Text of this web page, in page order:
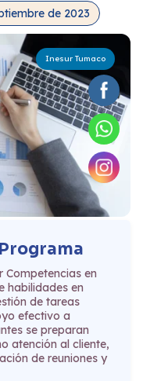
Inesur Tumaco
de 2023
en
habilidades en
de tareas
efectivo a
se preparan
atención al cliente,
de reuniones y